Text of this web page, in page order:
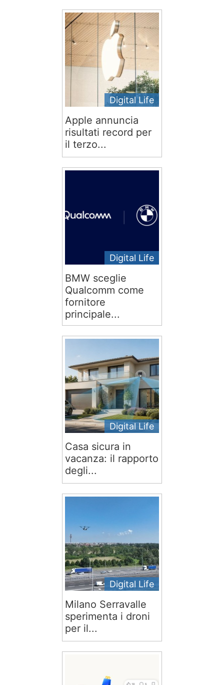
Digital Life
Apple annuncia
risultati record per
il terzo...
Digital Life
BMW sceglie
Qualcomm come
fornitore
principale...
Digital Life
Casa sicura in
vacanza: il rapporto
degli...
Digital Life
Milano Serravalle
sperimenta i droni
per il...